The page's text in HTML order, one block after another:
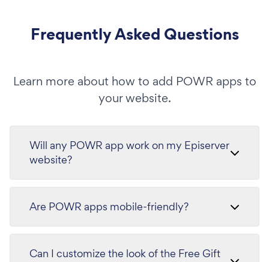
Frequently Asked Questions
Learn more about how to add POWR apps to
your website.
Will any POWR app work on my Episerver
website?
Are POWR apps mobile-friendly?
Can I customize the look of the Free Gift